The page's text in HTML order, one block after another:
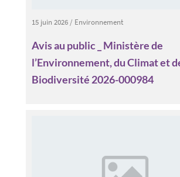
15 juin 2026/ Environnement
Avis au public _ Ministère de
l’Environnement, du Climat et
Biodiversité 2026-000984